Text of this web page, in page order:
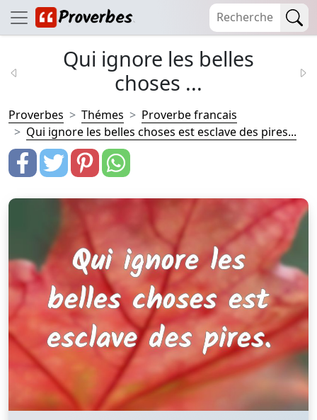
Qui ignore les belles
choses ...
Proverbes Thémes
Proverbe francais
Qui ignore les belles choses est esclave des pires...